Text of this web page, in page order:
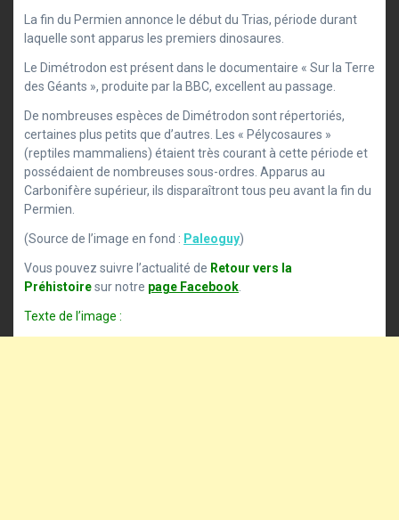
La fin du Permien annonce le début du Trias, période durant
laquelle sont apparus les premiers dinosaures.
Le Dimétrodon est présent dans le documentaire « Sur la Terre
des Géants », produite par la BBC, excellent au passage.
De nombreuses espèces de Dimétrodon sont répertoriés,
certaines plus petits que d’autres. Les « Pélycosaures »
(reptiles mammaliens) étaient très courant à cette période et
possédaient de nombreuses sous-ordres. Apparus au
Carbonifère supérieur, ils disparaîtront tous peu avant la fin du
Permien.
(Source de l’image en fond : Paleoguy)
Vous pouvez suivre l’actualité de Retour vers la
Préhistoiresur notre page Facebook
Texte de l’image :